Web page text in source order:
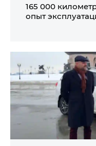
165 000
опыт